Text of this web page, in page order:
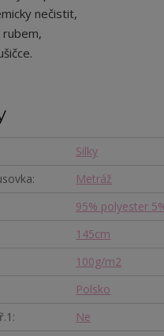
nečistit,
Silky
Metráž
95% polyester
145cm
100g/m2
Polsko
Ne